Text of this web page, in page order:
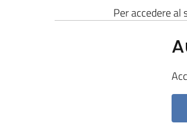
Per accedere al